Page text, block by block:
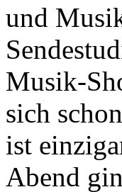
und
Musik-
sich
ist
Abend